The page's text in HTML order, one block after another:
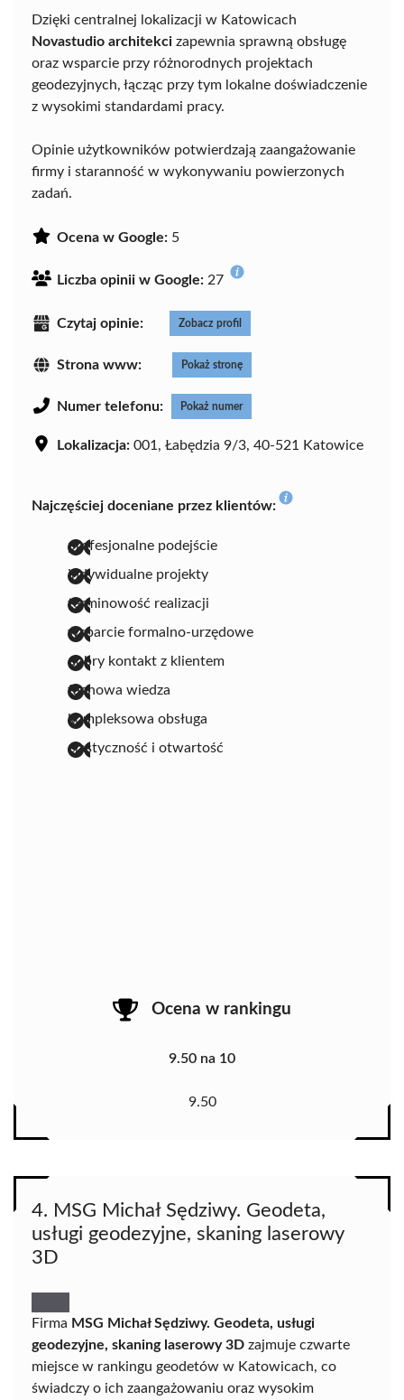
Dzięki centralnej lokalizacji w Katowicach
Novastudio architekci zapewnia sprawną obsługę
oraz wsparcie przy różnorodnych projektach
geodezyjnych, łącząc przy tym lokalne doświadczenie
z wysokimi standardami pracy.
Opinie użytkowników potwierdzają zaangażowanie
firmy i staranność w wykonywaniu powierzonych
zadań.
Ocena w Google: 5
Liczba opinii w Google: 27
Czytaj opinie: Zobacz profil
Strona www: Pokaż stronę
Numer telefonu: Pokaż numer
Lokalizacja: 001, Łabędzia 9/3, 40-521 Katowice
Najczęściej doceniane przez klientów:
profesjonalne podejście
indywidualne projekty
terminowość realizacji
wsparcie formalno-urzędowe
dobry kontakt z klientem
fachowa wiedza
kompleksowa obsługa
elastyczność i otwartość
Ocena w rankingu
9.50 na 10
9.50
4. MSG Michał Sędziwy. Geodeta,
usługi geodezyjne, skaning laserowy
3D
Firma MSG Michał Sędziwy. Geodeta, usługi
geodezyjne, skaning laserowy 3D zajmuje czwarte
miejsce w rankingu geodetów w Katowicach, co
świadczy o ich zaangażowaniu oraz wysokim